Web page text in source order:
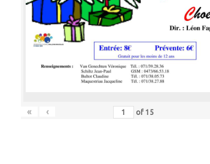
« ‹ of 15